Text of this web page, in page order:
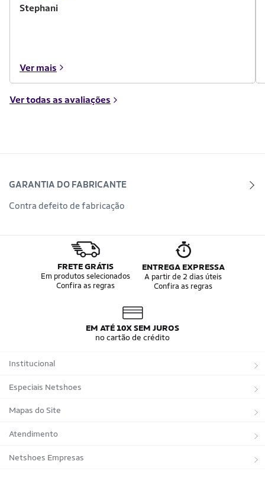
Stephani
Ver mais
Ver todas as avaliações
GARANTIA DO FABRICANTE
Contra defeito de fabricação
FRETE GRÁTIS
Em produtos selecionados
Confira as regras
ENTREGA EXPRESSA
A partir de 2 dias úteis
Confira as regras
EM ATÉ 10X SEM JUROS
no cartão de crédito
Institucional
Sobre a Netshoes
Política de Privacidade
Programa de Afiliados
Regulamentos
Especiais Netshoes
Suplementos
Corrida
Bicicletas
Mapas do Site
Marcas
Tipos de Produtos
Atendimento
Trocas e devoluções
Netshoes Empresas